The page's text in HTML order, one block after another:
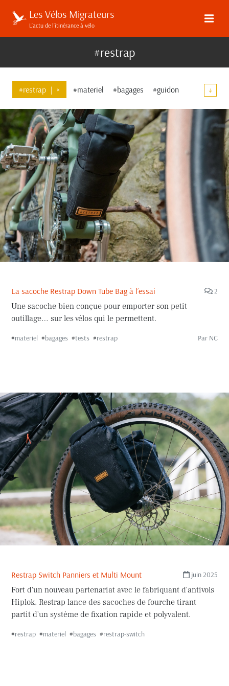
Les Vélos Migrateurs
L’actu de l’itinérance à vélo
#restrap
#restrap | × #materiel #bagages #guidon
#elucubrations #communaute #transmission
#top-tube #velo-artisanal #ortlieb #tests
#apidura #tailfin #revelate-designs #shimano
#pelago #concours-de-machines #un-mois-innovant
#soma #restrap-switch #gramm
↓
2
La sacoche Restrap Down Tube Bag à l’essai
Une sacoche bien conçue pour emporter son petit
outillage… sur les vélos qui le permettent.
#materiel #bagages #tests #restrap Par NC
juin 2025
Restrap Switch Panniers et Multi Mount
Fort d'un nouveau partenariat avec le fabriquant d'antivols
Hiplok, Restrap lance des sacoches de fourche tirant
partit d'un système de fixation rapide et polyvalent.
#restrap #materiel #bagages #restrap-switch